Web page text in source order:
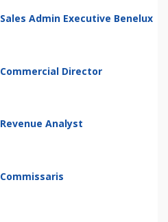
Sales Admin Executive Benelux
Commercial Director
Revenue Analyst
Commissaris